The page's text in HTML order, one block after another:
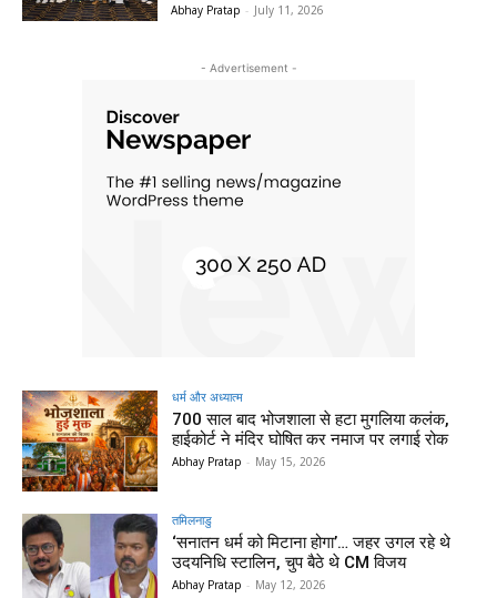
Abhay Pratap - July 11, 2026
- Advertisement -
धर्म और अध्यात्म
700 साल बाद भोजशाला से हटा मुगलिया कलंक,
हाईकोर्ट ने मंदिर घोषित कर नमाज पर लगाई रोक
Abhay Pratap - May 15, 2026
तमिलनाडु
‘सनातन धर्म को मिटाना होगा’… जहर उगल रहे थे
उदयनिधि स्टालिन, चुप बैठे थे CM विजय
Abhay Pratap - May 12, 2026